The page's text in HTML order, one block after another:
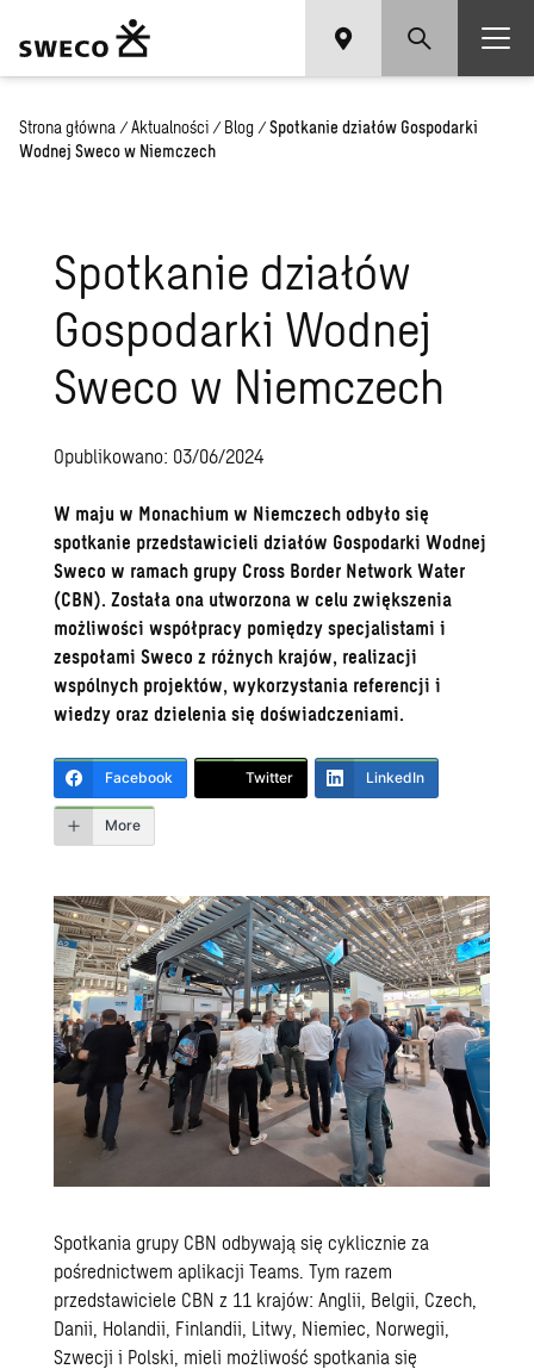
Strona główna / Aktualności / Blog / Spotkanie działów Gospodarki
Wodnej Sweco w Niemczech
Spotkanie działów
Gospodarki Wodnej
Sweco w Niemczech
Opublikowano: 03/06/2024
W maju w Monachium w Niemczech odbyło się
spotkanie przedstawicieli działów Gospodarki Wodnej
Sweco w ramach grupy Cross Border Network Water
(CBN). Została ona utworzona w celu zwiększenia
możliwości współpracy pomiędzy specjalistami i
zespołami Sweco z różnych krajów, realizacji
wspólnych projektów, wykorzystania referencji i
wiedzy oraz dzielenia się doświadczeniami.
Facebook Twitter LinkedIn
More
Spotkania grupy CBN odbywają się cyklicznie za
pośrednictwem aplikacji Teams. Tym razem
przedstawiciele CBN z 11 krajów: Anglii, Belgii, Czech,
Danii, Holandii, Finlandii, Litwy, Niemiec, Norwegii,
Szwecji i Polski, mieli możliwość spotkania się